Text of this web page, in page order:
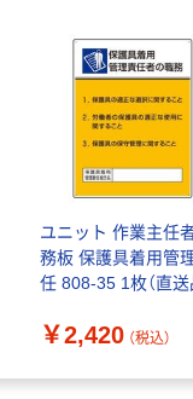
ユニット 作業主任
務板 保護具着用管
任 808-35 1枚（直送
￥2,420 （税込）